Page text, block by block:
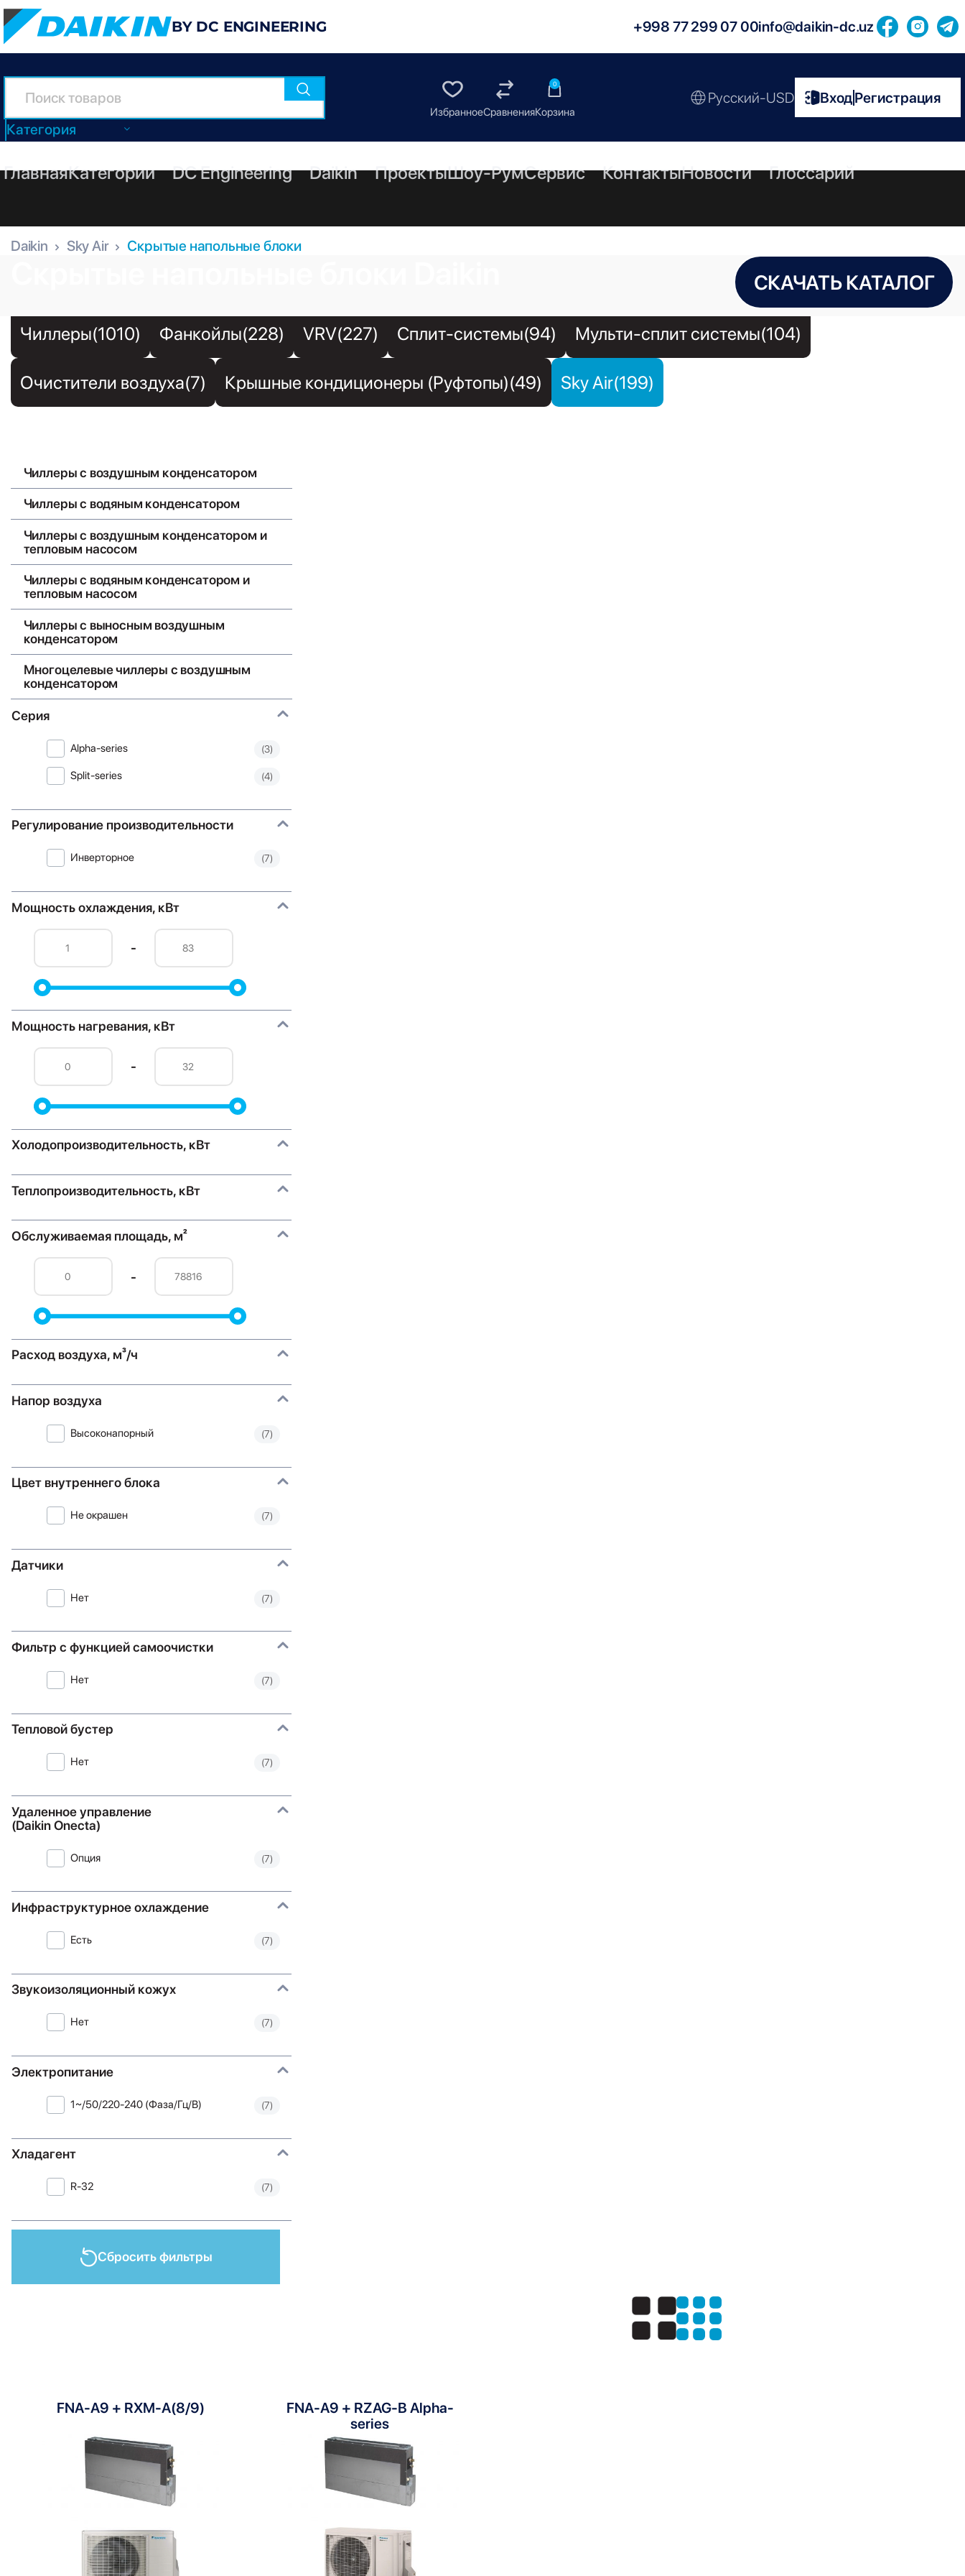
BY DC ENGINEERING +998 77 299 07 00info@daikin-dc.uz
Категория
0
Русский-USD ВходРегистрация
ГлавнаяКатегории DC Engineering Daikin ПроектыШоу-РумСервис КонтактыНовости Глоссарий
Daikin Sky Air Скрытые напольные блоки
СКАЧАТЬ КАТАЛОГ
Чиллеры(1010) Фанкойлы(228) VRV(227) Сплит-системы(94) Мульти-сплит системы(104)
Очистители воздуха(7) Крышные кондиционеры (Руфтопы)(49) Sky Air(199)
Чиллеры с воздушным конденсатором
Чиллеры с водяным конденсатором
Чиллеры с воздушным конденсатором и
тепловым насосом
Чиллеры с водяным конденсатором и
тепловым насосом
Чиллеры с выносным воздушным
конденсатором
Многоцелевые чиллеры с воздушным
конденсатором
Серия
Alpha-series (3)
Split-series (4)
Регулирование производительности
Инверторное (7)
Мощность охлаждения, кВт
-
Мощность нагревания, кВт
-
Холодопроизводительность, кВт
Теплопроизводительность, кВт
Обслуживаемая площадь, м²
-
Расход воздуха, м³/ч
Напор воздуха
Высоконапорный (7)
Цвет внутреннего блока
Не окрашен (7)
Датчики
Нет (7)
Фильтр с функцией самоочистки
Нет (7)
Тепловой бустер
Нет (7)
Удаленное управление
(Daikin Onecta)
Опция (7)
Инфраструктурное охлаждение
Есть (7)
Звукоизоляционный кожух
Нет (7)
Электропитание
1~/50/220-240 (Фаза/Гц/В) (7)
Хладагент
R-32 (7)
Сбросить фильтры
Показать:
FNA-A9 + RXM-A(8/9)
FNA-A9 + RZAG-B Alpha-
series